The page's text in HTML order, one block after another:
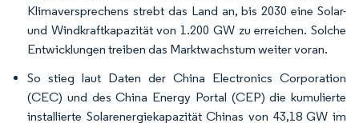
Klimaversprechens strebt das Land an, bis 2030 eine Solar-
und Windkraftkapazität von 1.200 GW zu erreichen. Solche
Entwicklungen treiben das Marktwachstum weiter voran.
So stieg laut Daten der China Electronics Corporation
(CEC) und des China Energy Portal (CEP) die kumulierte
installierte Solarenergiekapazität Chinas von 43,18 GW im